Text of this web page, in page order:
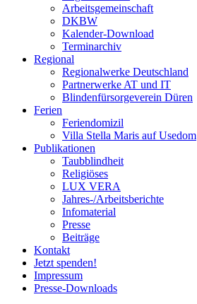
Arbeitsgemeinschaft
DKBW
Kalender-Download
Terminarchiv
Regional
Regionalwerke Deutschland
Partnerwerke AT und IT
Blindenfürsorgeverein Düren
Ferien
Feriendomizil
Villa Stella Maris auf Usedom
Publikationen
Taubblindheit
Religiöses
LUX VERA
Jahres-/​Arbeitsberichte
Infomaterial
Presse
Beiträge
Kontakt
Jetzt spenden!
Impressum
Presse-Downloads